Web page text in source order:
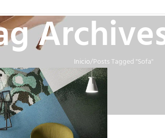
Inicio Posts Tagged "Sofa"